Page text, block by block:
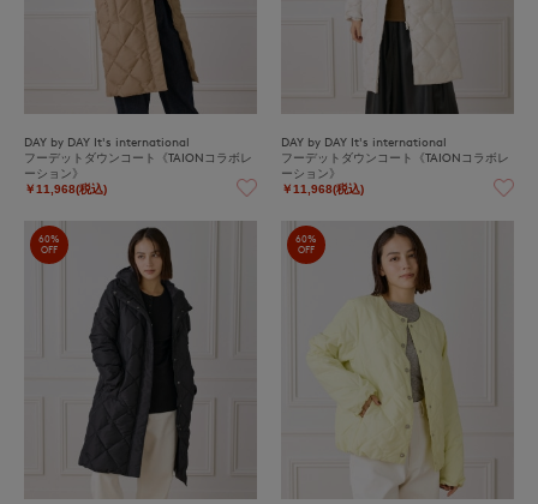
DAY by DAY It's international
フーデットダウンコート《TAIONコラボレ
ーション》
￥11,968(税込)
DAY by DAY It's international
フーデットダウンコート《TAIONコラボレ
ーション》
￥11,968(税込)
60%
OFF
60%
OFF